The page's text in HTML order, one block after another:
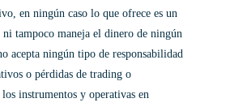
en ningún caso lo que ofrece es un
tampoco maneja el dinero de ningún
acepta ningún tipo de responsabilidad
o pérdidas de trading o
instrumentos y operativas en